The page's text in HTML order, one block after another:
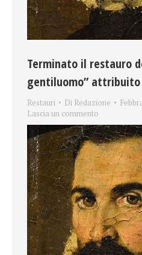
Terminato il restauro
gentiluomo” attribuito
Restauri Di Redazione
Lascia un commento